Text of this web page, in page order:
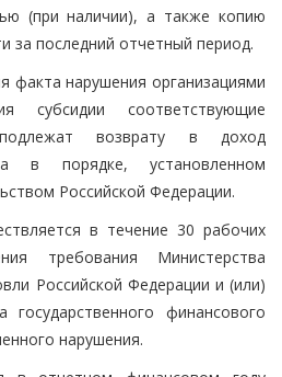
(при наличии), а также копию
за последний отчетный период.
факта нарушения организациями
субсидии соответствующие
возврату в доход
в порядке, установленном
Российской Федерации.
в течение 30 рабочих
требования Министерства
Российской Федерации и (или)
государственного финансового
нарушения.